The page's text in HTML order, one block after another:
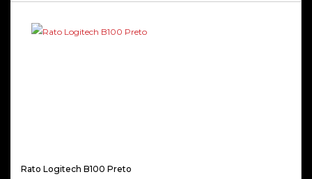
Rato Logitech B100 Preto